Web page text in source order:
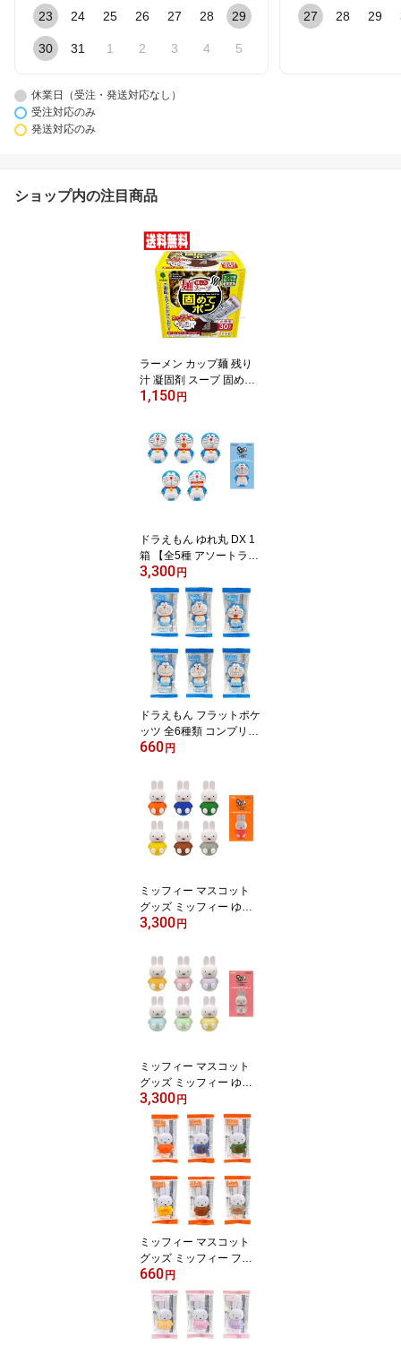
23 24 25 26 27 28 29
30 31 1 2 3 4 5
27 28 29
休業日（受注・発送対応なし）
受注対応のみ
発送対応のみ
ショップ内の注目商品
ラーメン カップ麺 残り
汁 凝固剤 スープ 固める
廃棄 ゴミ 液体 残った麺
め買い】 【ポスト投函】
【メール便】 【即納】
【日時指定不可】 【箱な
1,150円
ドラえもん ゆれ丸 DX 1
箱 【全5種 アソートラン
ダム 10点セット ブライ
ンドボックス】 【限定】
8/6発売 即納
3,300円
ドラえもん フラットポケ
ッツ 全6種類 コンプリー
トセット 【限定】 8/6発
スト投函可】
660円
ミッフィー マスコット
グッズ ミッフィー ゆれ
丸 DX スタンダード 1箱
ム 10点セット ブライン
ドボックス】 【限定】 8/
6発売 即納
3,300円
ミッフィー マスコット
グッズ ミッフィー ゆれ
丸 DX パステル 1箱 【全
6種 アソートランダム 10
点セット ブラインドボッ
クス】 【限定】 8/6発売
即納
3,300円
ミッフィー マスコット
グッズ ミッフィー フラ
ットポケッツ スタンダー
ド 全6色 コンプリートセ
ット 【限定】 8/6発売 即
納 【2セットまでポスト
投函可】
660円